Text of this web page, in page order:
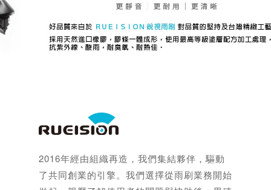
2016年經由組織再造，我們集結夥伴，驅動
了共同創業的引擎。我們選擇從雨刷業務開始